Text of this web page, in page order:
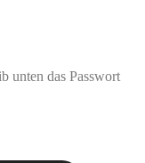
unten das Passwort